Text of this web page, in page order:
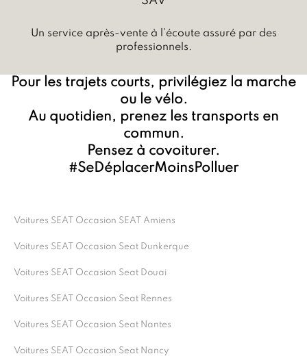
Un service après-vente à l’écoute assuré par des
professionnels.
Pour les trajets courts, privilégiez la marche
ou le vélo.
Au quotidien, prenez les transports en
commun.
Pensez à covoiturer.
#SeDéplacerMoinsPolluer
Voitures SEAT Occasion SEAT Amiens
Voitures SEAT Occasion Seat Dunkerque
Voitures SEAT Occasion Seat Douai
Voitures SEAT Occasion Seat Rennes
Voitures SEAT Occasion Seat Nantes
Voitures SEAT Occasion Seat Nancy